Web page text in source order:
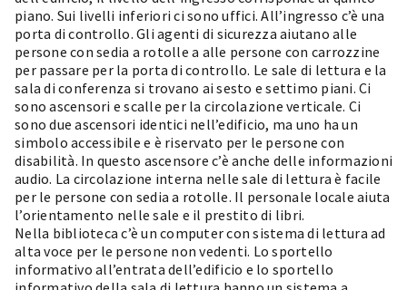
piano. Sui livelli inferiori ci sono uffici. All’ingresso c’è una
porta di controllo. Gli agenti di sicurezza aiutano alle
persone con sedia a rotolle a alle persone con carrozzine
per passare per la porta di controllo. Le sale di lettura e la
sala di conferenza si trovano ai sesto e settimo piani. Ci
sono ascensori e scalle per la circolazione verticale. Ci
sono due ascensori identici nell’edificio, ma uno ha un
simbolo accessibile e è riservato per le persone con
disabilità. In questo ascensore c’è anche delle informazioni
audio. La circolazione interna nelle sale di lettura è facile
per le persone con sedia a rotolle. Il personale locale aiuta
l’orientamento nelle sale e il prestito di libri.
Nella biblioteca c’è un computer con sistema di lettura ad
alta voce per le persone non vedenti. Lo sportello
informativo all’entrata dell’edificio e lo sportello